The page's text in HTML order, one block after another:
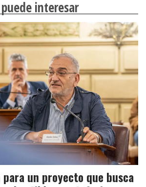
interesar
para un proyecto que busca